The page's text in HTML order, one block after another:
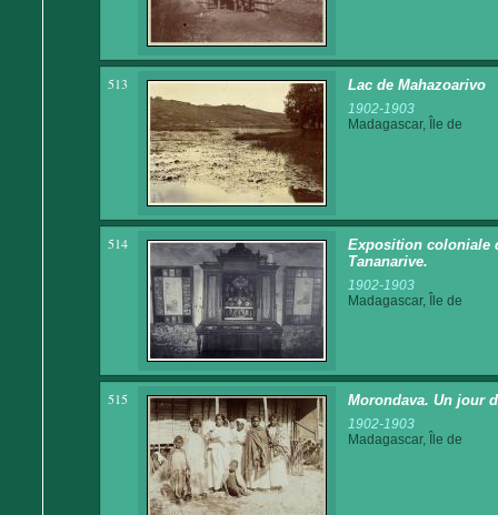
513 Lac de Mahazoarivo
1902-1903
Madagascar, Île de
514
Exposition coloniale
Tananarive.
1902-1903
Madagascar, Île de
515 Morondava. Un jour
1902-1903
Madagascar, Île de